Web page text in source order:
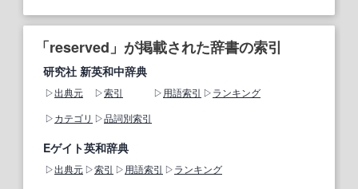
「reserved」が掲載された辞書の索引
研究社 新英和中辞典
出典元 索引 用語索引
ランキング
カテゴリ
品詞別索引
Eゲイト英和辞典
出典元 索引 用語索引 ランキング